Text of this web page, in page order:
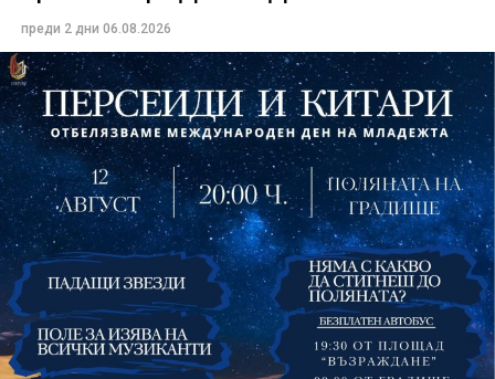
изпълнители GoGo, Toria, ZoV & Vakavliev.
преди 2 дни 06.08.2026